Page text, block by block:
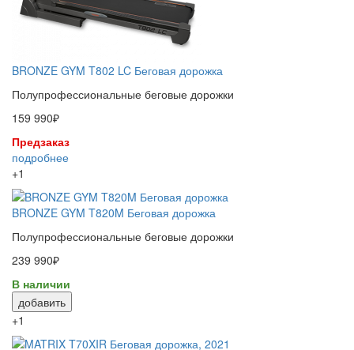
BRONZE GYM T802 LC Беговая дорожка
Полупрофессиональные беговые дорожки
159 990₽
Предзаказ
подробнее
+1
BRONZE GYM T820M Беговая дорожка
Полупрофессиональные беговые дорожки
239 990₽
В наличии
добавить
+1